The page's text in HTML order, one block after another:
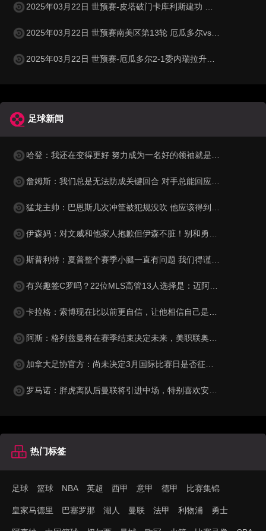
2025年03月22日 世预赛-皮塔破门卡库利斯建功 塞浦路斯2-0圣马力诺
2025年03月22日 世预赛南美区第13轮 厄瓜多尔vs委内瑞拉 全场录像
2025年03月22日 世预赛-厄瓜多尔2-1委内瑞拉升至第二 瓦伦西亚双响+失点
足球新闻
哈登：我还在变得更好 努力成为一名好的领袖就是我能做的一切
詹姆斯：我们总是无法防成关键回合 对手总能回应得分
猛龙主帅：巴恩斯几次冲筐被犯规没吹 他应该得到更多罚球
伊森妈：对文威和他家人抱歉但伊森不脏！别和勇士球迷一样带节奏
斯普利特：夏普整个赛季小腿一直有问题 我们得谨慎处理！
有兴趣签C罗吗？22位MLS高管13人选择是：迈阿密已证明能赚回来
卡拉格：索博现在比以前更自信，让他相信自己是英超顶尖球员
阿斯：格列兹曼将在赛季结束决定未来，美职联奥兰多城有意签他
加拿大足协官方：尚未决定3月国际比赛日是否征召阿方索·戴维斯
罗马诺：胖虎离队后曼联将引进中场，特别喜欢安德森且青睐托纳利
热门标签
足球 篮球 NBA 英超 西甲 意甲 德甲 比赛集锦
皇家马德里 巴塞罗那 湖人 曼联 法甲 利物浦 勇士